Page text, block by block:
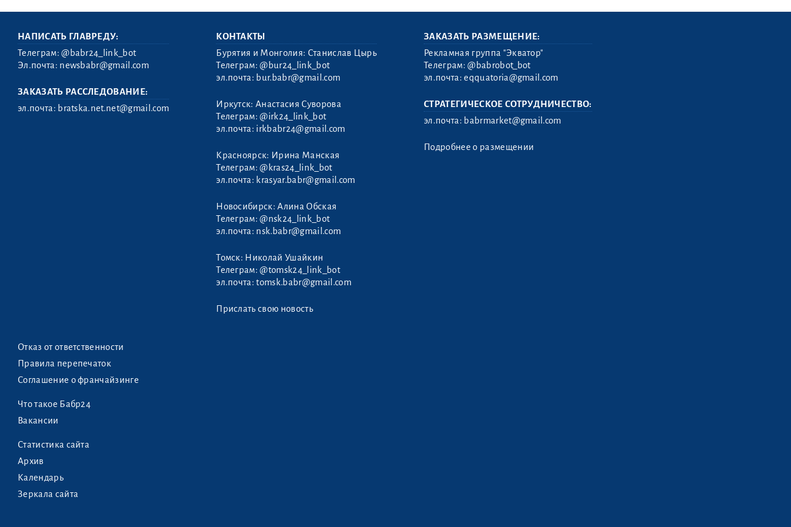
НАПИСАТЬ ГЛАВРЕДУ:
Телеграм:@babr24_link_bot
Эл.почта: newsbabr@gmail.com
ЗАКАЗАТЬ РАССЛЕДОВАНИЕ:
эл.почта: bratska.net.net@gmail.com
КОНТАКТЫ
Бурятия и Монголия: Станислав Цырь
Телеграм:@bur24_link_bot
эл.почта: bur.babr@gmail.com
Иркутск: Анастасия Суворова
Телеграм:@irk24_link_bot
эл.почта: irkbabr24@gmail.com
Красноярск: Ирина Манская
Телеграм:@kras24_link_bot
эл.почта: krasyar.babr@gmail.com
Новосибирск: Алина Обская
Телеграм:@nsk24_link_bot
эл.почта: nsk.babr@gmail.com
Томск: Николай Ушайкин
Телеграм:@tomsk24_link_bot
эл.почта:tomsk.babr@gmail.com
Прислать свою новость
ЗАКАЗАТЬ РАЗМЕЩЕНИЕ:
Рекламная группа "Экватор"
Телеграм:@babrobot_bot
эл.почта:eqquatoria@gmail.com
СТРАТЕГИЧЕСКОЕ СОТРУДНИЧЕСТВО:
эл.почта: babrmarket@gmail.com
Подробнее о размещении
Отказ от ответственности
Правила перепечаток
Соглашение о франчайзинге
Что такое Бабр24
Вакансии
Статистика сайта
Архив
Календарь
Зеркала сайта